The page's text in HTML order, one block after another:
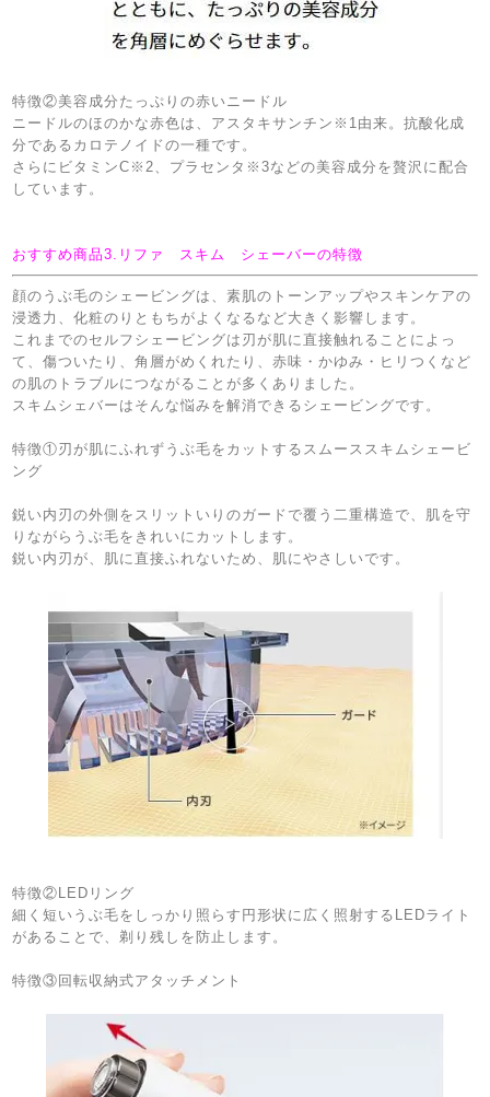
特徴②美容成分たっぷりの赤いニードル
ニードルのほのかな赤色は、アスタキサンチン※1由来。抗酸化成
分であるカロテノイドの一種です。
さらにビタミンC※2、プラセンタ※3などの美容成分を贅沢に配合
しています。
おすすめ商品3.リファ スキム シェーバーの特徴
顔のうぶ毛のシェービングは、素肌のトーンアップやスキンケアの
浸透力、化粧のりともちがよくなるなど大きく影響します。
これまでのセルフシェービングは刃が肌に直接触れることによっ
て、傷ついたり、角層がめくれたり、赤味・かゆみ・ヒリつくなど
の肌のトラブルにつながることが多くありました。
スキムシェバーはそんな悩みを解消できるシェービングです。
特徴①刃が肌にふれずうぶ毛をカットするスムーススキムシェービ
ング
鋭い内刃の外側をスリットいりのガードで覆う二重構造で、肌を守
りながらうぶ毛をきれいにカットします。
鋭い内刃が、肌に直接ふれないため、肌にやさしいです。
特徴②LEDリング
細く短いうぶ毛をしっかり照らす円形状に広く照射するLEDライト
があることで、剃り残しを防止します。
特徴③回転収納式アタッチメント